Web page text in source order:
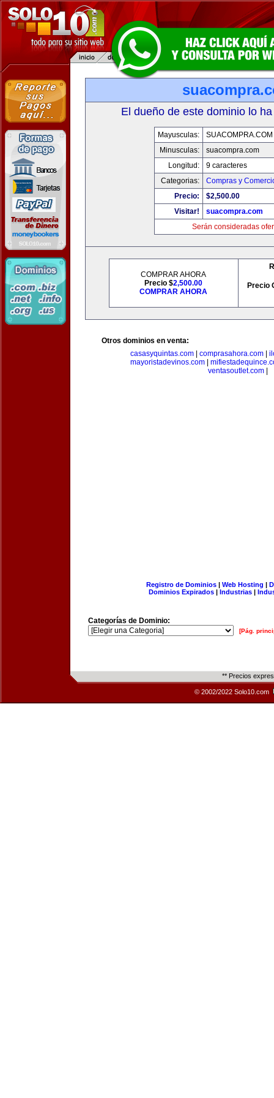
El dueño de este dominio lo
Mayusculas:
SUACOMPRA.COM
Minusculas:
suacompra.com
Longitud:
9 caracteres
Categorias:
Compras y
Precio:
$2,500.00
Visitar!
suacompra.com
Serán consideradas
COMPRAR AHORA
Precio $2,500.00
COMPRAR AHORA
Precio
Otros dominios en venta:
casasyquintas.com| comprasahora.com|
mayoristadevinos.com
ventasoutlet.com
Registro de Dominios| Web Hosting |
Dominios Expirados | Industrias |
Categorías de Dominio:
[Pág.
** Precios
© 2002/2022 Solo10.com